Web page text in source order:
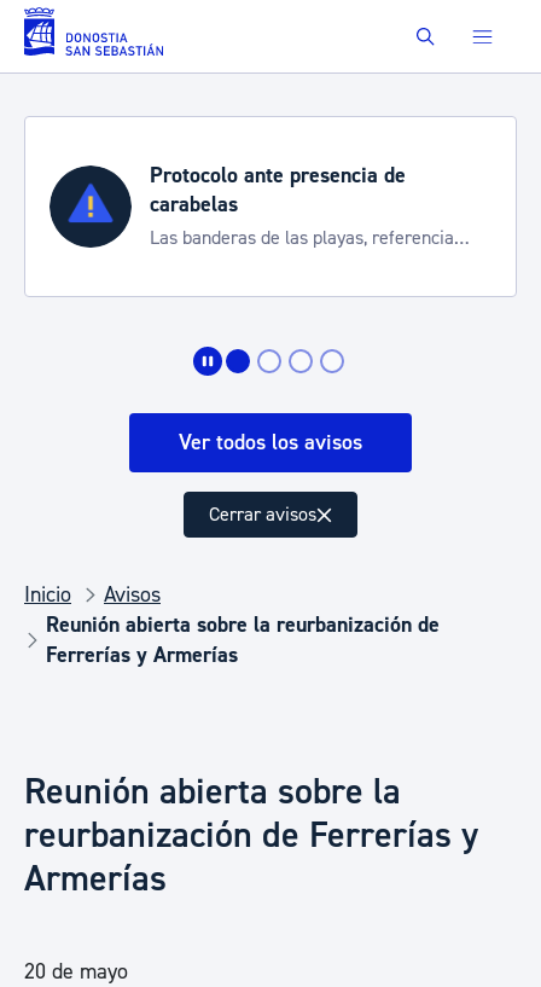
Saltar al contenido principal Buscar
Protocolo ante presencia de
carabelas
Las banderas de las playas, referencia
Ver todos los avisos
Cerrar avisos
Inicio
Avisos
Reunión abierta sobre la reurbanización de
Ferrerías y Armerías
Reunión abierta sobre la
reurbanización de Ferrerías y
Armerías
20 de mayo